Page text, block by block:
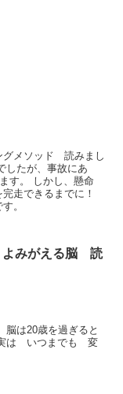
グメソッド 読みまし
たが、事故にあ
す。 しかし、懸命
走できるまでに！
。
よみがえる脳 読
は20歳を過ぎると
実は いつまでも 変